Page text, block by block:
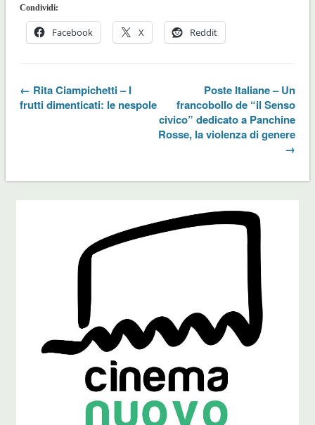
Condividi:
Facebook X Reddit
← Rita Ciampichetti – I
frutti dimenticati: le nespole
Poste Italiane – Un
francobollo de “il Senso
civico” dedicato a Panchine
Rosse, la violenza di genere
→